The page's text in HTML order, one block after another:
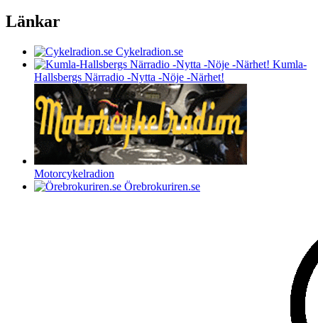
Länkar
Cykelradion.se
Kumla-
Hallsbergs Närradio -Nytta -Nöje -Närhet!
Motorcykelradion
Örebrokuriren.se